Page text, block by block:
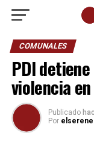
COMUNALES
PDI
violencia
Publicado
Por